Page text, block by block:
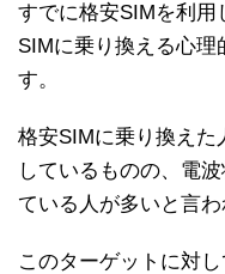
すでに格安SIMを利
SIMに乗り換える心
す。
格安SIMに乗り換えた
しているものの、電
ている人が多いと言わ
このターゲットに対